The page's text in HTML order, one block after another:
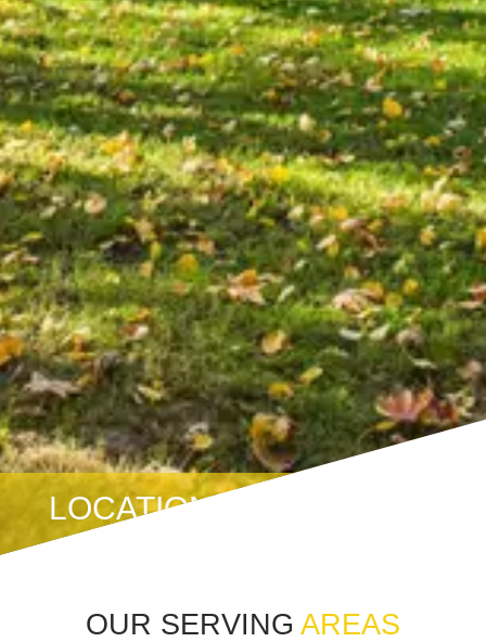
LOCATIONS
OUR SERVING AREAS